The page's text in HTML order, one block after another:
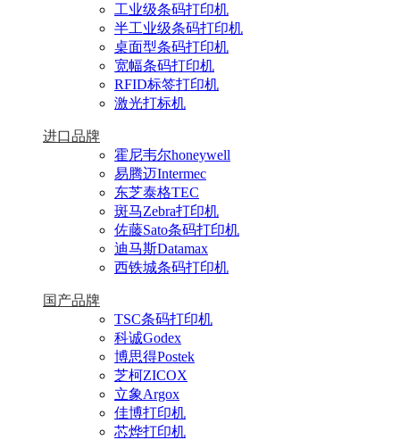
工业级条码打印机
半工业级条码打印机
桌面型条码打印机
宽幅条码打印机
RFID标签打印机
激光打标机
进口品牌
霍尼韦尔honeywell
易腾迈Intermec
东芝泰格TEC
斑马Zebra打印机
佐藤Sato条码打印机
迪马斯Datamax
西铁城条码打印机
国产品牌
TSC条码打印机
科诚Godex
博思得Postek
芝柯ZICOX
立象Argox
佳博打印机
芯烨打印机